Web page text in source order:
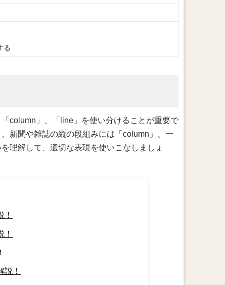
る
column」、「line」を使い分けることが重要で
新聞や雑誌の縦の段組みには「column」、一
理解して、適切な表現を使いこなしましょ
説！